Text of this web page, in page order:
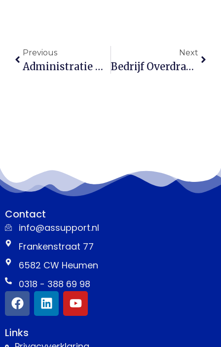
Previous
Administratie Kost Je Als Ondernemer Vaak 8 Uur Per Week, Zo Pak Je Tijd Terug
Next
Bedrijf Overdragen Aan Je Kind? Begin Tien Jaar Eerder Met Plannen
Contact
info@assupport.nl
Frankenstraat 77
6582 CW Heumen
0318 - 388 69 98
Links